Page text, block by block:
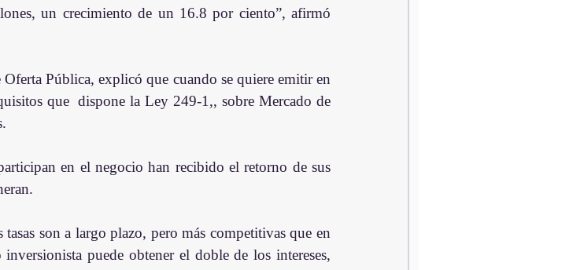
un crecimiento de un 16.8 por ciento”, afirmó
Pública, explicó que cuando se quiere emitir en
que  dispone la Ley 249-1,, sobre Mercado de
en el negocio han recibido el retorno de sus
son a largo plazo, pero más competitivas que en
puede obtener el doble de los intereses,